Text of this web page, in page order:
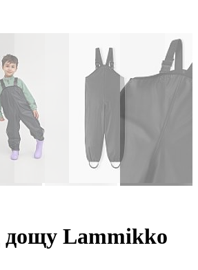
дощу Lammikko